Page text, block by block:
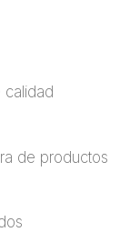
calidad
de productos